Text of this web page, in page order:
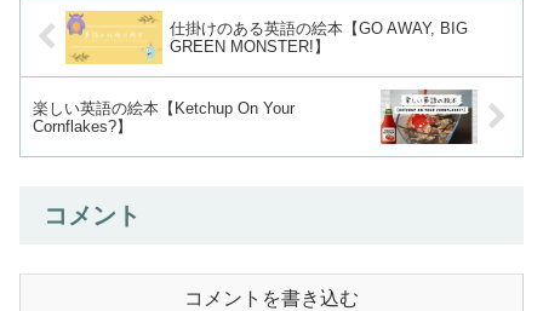
仕掛けのある英語の絵本【GO AWAY, BIG
GREEN MONSTER!】
楽しい英語の絵本【Ketchup On Your
Cornflakes?】
コメント
コメントを書き込む